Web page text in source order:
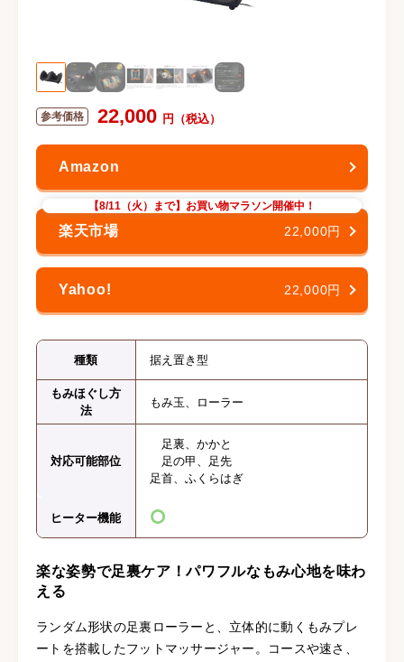
22,000
【8/11（火）まで】お買い物マラソン開催中！
22,000円
22,000円
種類 据え置き型
もみほぐし方
法
もみ玉、ローラー
対応可能部位
足裏、かかと
足の甲、足先
足首、ふくらはぎ
ヒーター機能
楽な姿勢で足裏ケア！パワフルなもみ心地を味わ
える
ランダム形状の足裏ローラーと、立体的に動くもみプレ
ートを搭載したフットマッサージャー。コースや速さ、